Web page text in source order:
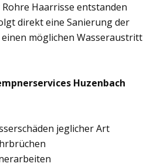
Haarrisse entstanden
direkt eine Sanierung der
möglichen Wasseraustritt
Huzenbach
jeglicher Art